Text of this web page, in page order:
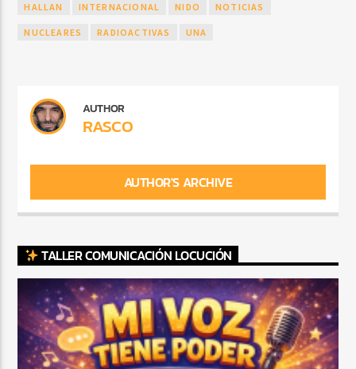
HALLAN INTERNACIONAL NIDO NOTICIAS
NUCLEARES RADIOACTIVAS UNA
AUTHOR
RASCO
AUTHOR'S ARCHIVE
TALLER COMUNICACIÓN LOCUCIÓN